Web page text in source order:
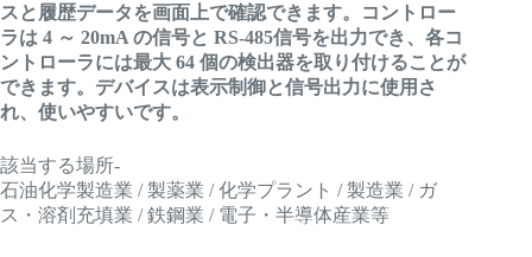
スと履歴データを画面上で確認できます。
コントロー
ラは 4 ～ 20mA の信号と RS-485信号を出力でき、各コ
ントローラには最大 64 個の検出器を取り付けることが
できます。デバイスは表示制御と信号出力に使用さ
れ、使いやすいです。
該当する場所-
石油化学製造業 / 製薬業 / 化学プラント / 製造業 / ガ
ス・溶剤充填業 / 鉄鋼業 / 電子・半導体産業等